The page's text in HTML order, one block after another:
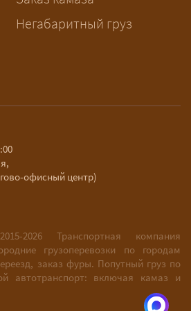
Негабаритный груз
офисный центр)
2015-2026
Транспортная компания
грузоперевозки по городам
заказ фуры. Попутный груз по
автотранспорт: включая камаз и